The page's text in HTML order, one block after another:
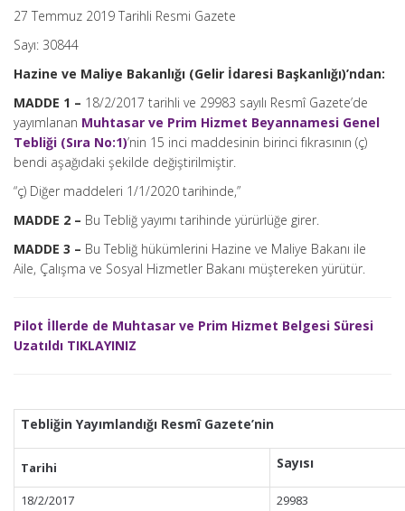
27 Temmuz 2019 Tarihli Resmi Gazete
Sayı: 30844
Hazine ve Maliye Bakanlığı (Gelir İdaresi Başkanlığı)’ndan:
MADDE 1 – 18/2/2017 tarihli ve 29983 sayılı Resmî Gazete’de
yayımlanan Muhtasar ve Prim Hizmet Beyannamesi Genel
Tebliği (Sıra No:1)’nin 15 inci maddesinin birinci fıkrasının (ç)
bendi aşağıdaki şekilde değiştirilmiştir.
“ç) Diğer maddeleri 1/1/2020 tarihinde,”
MADDE 2 – Bu Tebliğ yayımı tarihinde yürürlüğe girer.
MADDE 3 – Bu Tebliğ hükümlerini Hazine ve Maliye Bakanı ile
Aile, Çalışma ve Sosyal Hizmetler Bakanı müştereken yürütür.
Pilot İllerde de Muhtasar ve Prim Hizmet Belgesi Süresi
Uzatıldı TIKLAYINIZ
Tebliğin Yayımlandığı Resmî Gazete’nin
Tarihi Sayısı
18/2/2017 29983